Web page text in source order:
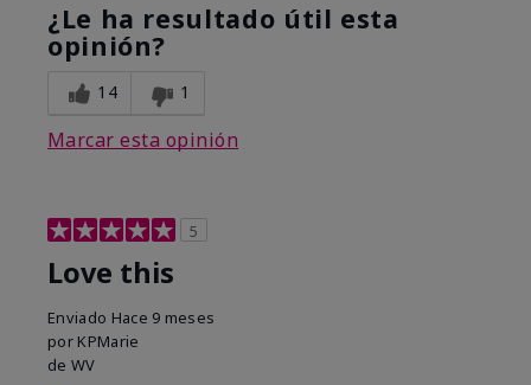
¿Le ha resultado útil esta
opinión?
14 1
Marcar esta opinión
5
Love this
Enviado Hace 9 meses
por KPMarie
de WV